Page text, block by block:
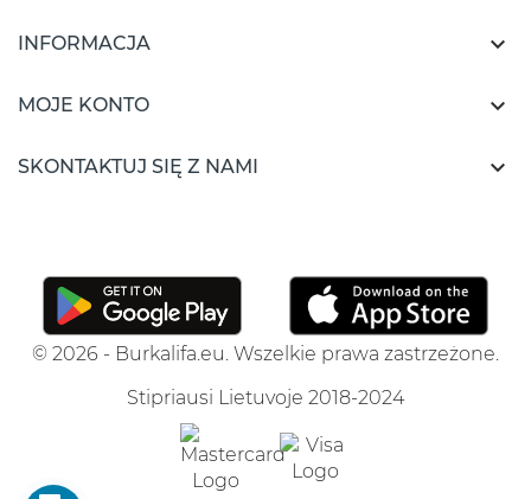
INFORMACJA 
MOJE KONTO 
SKONTAKTUJ SIĘ Z NAMI 
© 2026 - Burkalifa.eu. Wszelkie prawa zastrzeżone.
Stipriausi Lietuvoje 2018-2024